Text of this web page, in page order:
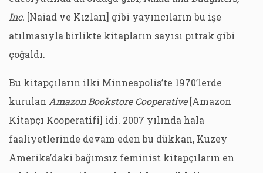
Inc. [Naiad ve Kızları] gibi yayıncıların bu işe
atılmasıyla birlikte kitapların sayısı pıtrak gibi
çoğaldı.
Bu kitapçıların ilki Minneapolis’te 1970’lerde
kurulan Amazon Bookstore Cooperative[Amazon
Kitapçı Kooperatifi] idi. 2007 yılında hala
faaliyetlerinde devam eden bu dükkan, Kuzey
Amerika’daki bağımsız feminist kitapçıların en